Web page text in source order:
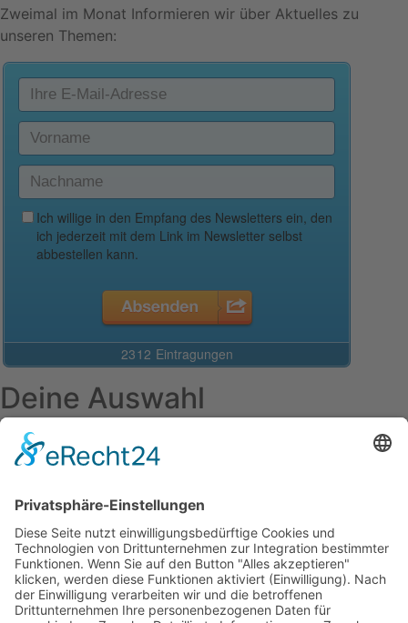
Zweimal im Monat Informieren wir über Aktuelles zu
unseren Themen:
Deine Auswahl
Startseite
Aktuelles Blog
Ausgaben online lesen
Über uns
Startseite
Datenschutzerklärung
Widerrufsbelehrung
Mediadaten 2026